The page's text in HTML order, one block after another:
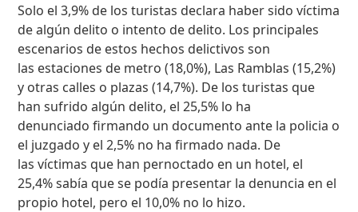
Solo el 3,9% de los turistas declara haber sido víctima
de algún delito o intento de delito. Los principales
escenarios de estos hechos delictivos son
las estaciones de metro (18,0%), Las Ramblas (15,2%)
y otras calles o plazas (14,7%). De los turistas que
han sufrido algún delito, el 25,5% lo ha
denunciado firmando un documento ante la policia o
el juzgado y el 2,5% no ha firmado nada. De
las víctimas que han pernoctado en un hotel, el
25,4% sabía que se podía presentar la denuncia en el
propio hotel, pero el 10,0% no lo hizo.